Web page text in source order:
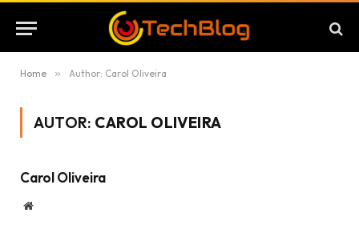
Home » Author: Carol Oliveira
AUTOR: CAROL OLIVEIRA
Carol Oliveira
Website